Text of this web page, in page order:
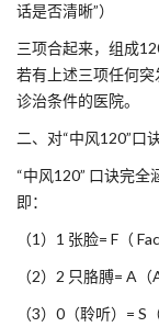
话是否清晰”）
三项合起来，组成
若有上述三项任何
诊治条件的医院。
二、对“中风120”口
“中风120” 口诀完全
即：
（1）1 张脸= F（
（2）2 只胳膊= A（
（3）0（聆听）= S